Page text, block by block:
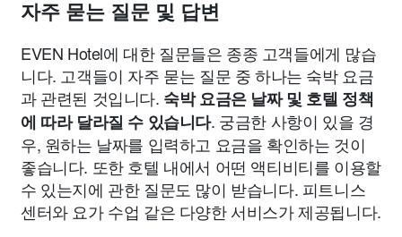
자주 묻는 질문 및 답변
EVEN Hotel에 대한 질문들은 종종 고객들에게 많습
니다. 고객들이 자주 묻는 질문 중 하나는 숙박 요금
과 관련된 것입니다. 숙박 요금은 날짜 및 호텔 정책
에 따라 달라질 수 있습니다. 궁금한 사항이 있을 경
우, 원하는 날짜를 입력하고 요금을 확인하는 것이
좋습니다. 또한 호텔 내에서 어떤 액티비티를 이용할
수 있는지에 관한 질문도 많이 받습니다. 피트니스
센터와 요가 수업 같은 다양한 서비스가 제공됩니다.